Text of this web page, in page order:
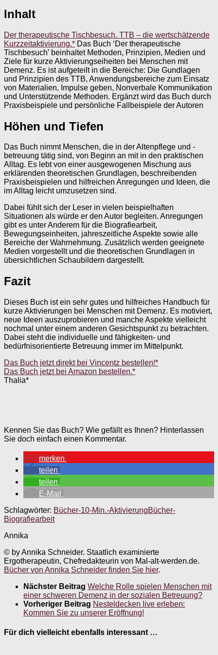
Inhalt
Der therapeutische Tischbesuch. TTB – die wertschätzende
Kurzzeitaktivierung.* Das Buch ‘Der therapeutische
Tischbesuch’ beinhaltet Methoden, Prinzipien, Medien und
Ziele für kurze Aktivierungseiheiten bei Menschen mit
Demenz. Es ist aufgeteilt in die Bereiche: Die Gundlagen
und Prinzipien des TTB, Anwendungsbereiche zum Einsatz
von Materialien, Impulse geben, Nonverbale Kommunikation
und Unterstützende Methoden. Ergänzt wird das Buch durch
Praxisbeispiele und persönliche Fallbeispiele der Autoren
Höhen und Tiefen
Das Buch nimmt Menschen, die in der Altenpflege und -
betreuung tätig sind, von Beginn an mit in den praktischen
Alltag. Es lebt von einer ausgewogenen Mischung aus
erklärenden theoretischen Grundlagen, beschreibenden
Praxisbeispielen und hilfreichen Anregungen und Ideen, die
im Alltag leicht umzusetzen sind.
Dabei fühlt sich der Leser in vielen beispielhaften
Situationen als würde er den Autor begleiten. Anregungen
gibt es unter Anderem für die Biografiearbeit,
Bewegungseinheiten, jahreszeitliche Aspekte sowie alle
Bereiche der Wahrnehmung. Zusätzlich werden geeignete
Medien vorgestellt und die theoretischen Grundlagen in
übersichtlichen Schaubildern dargestellt.
Fazit
Dieses Buch ist ein sehr gutes und hilfreiches Handbuch für
kurze Aktivierungen bei Menschen mit Demenz. Es motiviert,
neue Ideen auszuprobieren und manche Aspekte vielleicht
nochmal unter einem anderen Gesichtspunkt zu betrachten.
Dabei steht die individuelle und fähigkeiten- und
bedürfnisorientierte Betreuung immer im Mittelpunkt.
Das Buch jetzt direkt bei Vincentz bestellen!*
Das Buch jetzt bei Amazon bestellen.*
Thalia*
Kennen Sie das Buch? Wie gefällt es Ihnen? Hinterlassen
Sie doch einfach einen Kommentar.
merken
teilen
teilen
E-Mail
Schlagwörter: Bücher-10-Min.-AktivierungBücher-
Biografiearbeit
Annika
© by Annika Schneider. Staatlich examinierte
Ergotherapeutin, Chefredakteurin von Mal-alt-werden.de.
Bücher von Annika Schneider finden Sie hier.
Nächster Beitrag Welche Rolle spielen Menschen mit
einer schweren Demenz in der sozialen Betreuung?
Vorheriger Beitrag Nesteldecken live erleben:
Kommen Sie zu unserer Eröffnung!
Für dich vielleicht ebenfalls interessant …